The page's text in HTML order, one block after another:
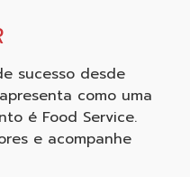
sucesso desde
como uma
é Food Service.
e acompanhe